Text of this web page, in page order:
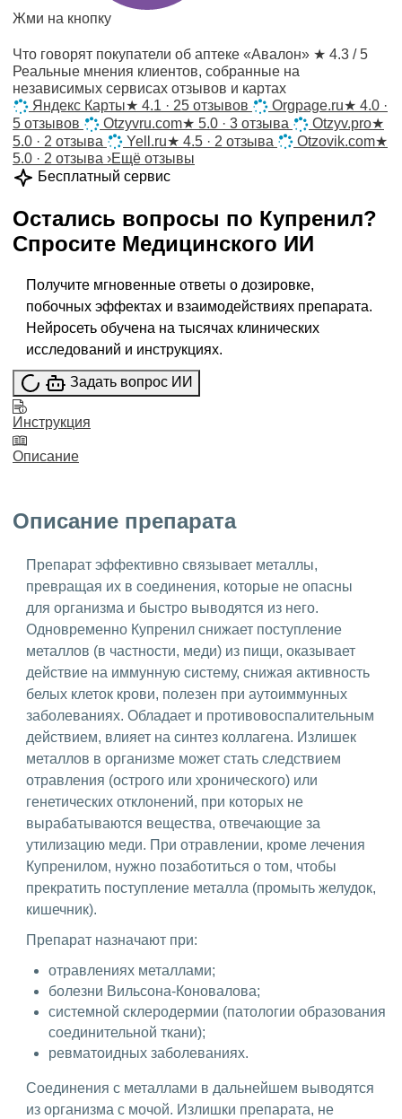
Жми на кнопку
Что говорят покупатели об аптеке «Авалон» ★ 4.3 / 5
Реальные мнения клиентов, собранные на
независимых сервисах отзывов и картах
Яндекс Карты★ 4.1 · 25 отзывов Orgpage.ru★ 4.0 ·
5 отзывов
Otzyvru.com★ 5.0 · 3 отзыва Otzyv.pro★
5.0 · 2 отзыва
Yell.ru★ 4.5 · 2 отзыва Otzovik.com★
5.0 · 2 отзыва ›Ещё отзывы
Бесплатный сервис
Остались вопросы по Купренил?
Спросите Медицинского ИИ
Получите мгновенные ответы о дозировке,
побочных эффектах и взаимодействиях препарата.
Нейросеть обучена на тысячах клинических
исследований и инструкциях.
Задать вопрос ИИ
Инструкция
Описание
Описание препарата
Препарат эффективно связывает металлы,
превращая их в соединения, которые не опасны
для организма и быстро выводятся из него.
Одновременно Купренил снижает поступление
металлов (в частности, меди) из пищи, оказывает
действие на иммунную систему, снижая активность
белых клеток крови, полезен при аутоиммунных
заболеваниях. Обладает и противовоспалительным
действием, влияет на синтез коллагена. Излишек
металлов в организме может стать следствием
отравления (острого или хронического) или
генетических отклонений, при которых не
вырабатываются вещества, отвечающие за
утилизацию меди. При отравлении, кроме лечения
Купренилом, нужно позаботиться о том, чтобы
прекратить поступление металла (промыть желудок,
кишечник).
Препарат назначают при:
отравлениях металлами;
болезни Вильсона-Коновалова;
системной склеродермии (патологии образования
соединительной ткани);
ревматоидных заболеваниях.
Соединения с металлами в дальнейшем выводятся
из организма с мочой. Излишки препарата, не